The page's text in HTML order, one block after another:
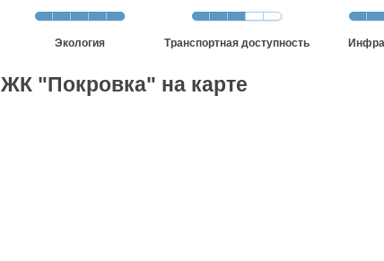
Экология Транспортная доступность
ЖК "Покровка" на карте